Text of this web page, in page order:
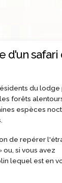
d'un safari
du lodge
forêts
espèces
de repérer
si vous avez
lequel est en